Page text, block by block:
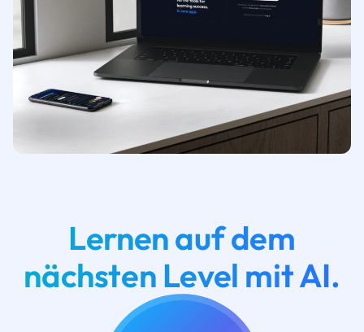
Lernen auf dem
nächsten Level mit AI.